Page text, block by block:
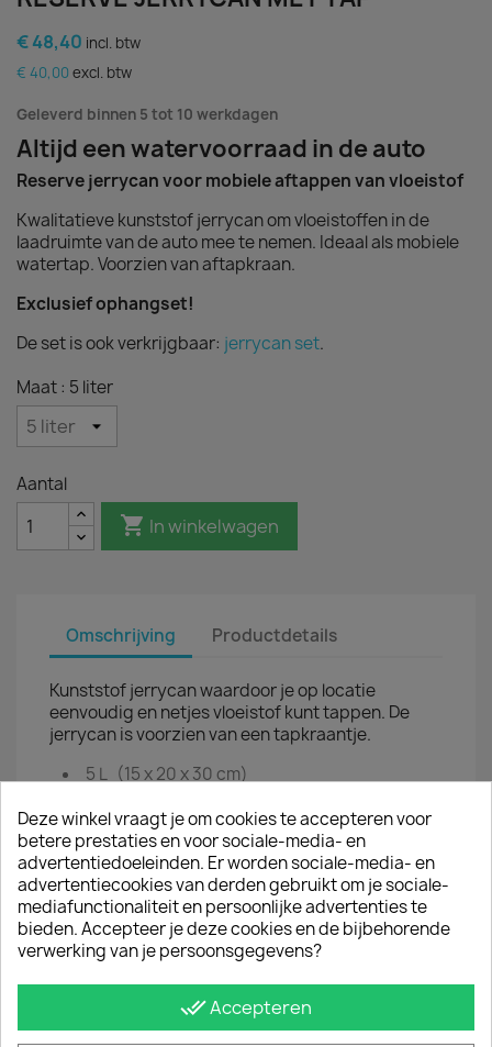
€ 48,40 incl. btw
€ 40,00 excl. btw
Geleverd binnen 5 tot 10 werkdagen
Altijd een watervoorraad in de auto
Reserve jerrycan voor mobiele aftappen van vloeistof
Kwalitatieve kunststof jerrycan om vloeistoffen in de
laadruimte van de auto mee te nemen. Ideaal als mobiele
watertap. Voorzien van aftapkraan.
Exclusief ophangset!
De set is ook verkrijgbaar: jerrycan set.
Maat : 5 liter
Aantal
 In winkelwagen
Omschrijving Productdetails
Kunststof jerrycan waardoor je op locatie
eenvoudig en netjes vloeistof kunt tappen. De
jerrycan is voorzien van een tapkraantje.
5 L (15 x 20 x 30 cm)
transparant kunststof
JE BENT MISSCHIEN OOK GEÏNTERESSEERD IN
AANBIEDING!
-20%
Deze winkel vraagt je om cookies te accepteren voor
betere prestaties en voor sociale-media- en
advertentiedoeleinden. Er worden sociale-media- en
advertentiecookies van derden gebruikt om je sociale-
mediafunctionaliteit en persoonlijke advertenties te
bieden. Accepteer je deze cookies en de bijbehorende
verwerking van je persoonsgegevens?
done_allAccepteren